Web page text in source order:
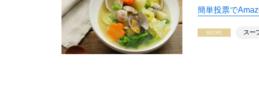
簡単投票で
スー